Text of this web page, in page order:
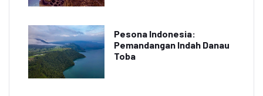
Pesona Indonesia:
Pemandangan Indah Danau
Toba